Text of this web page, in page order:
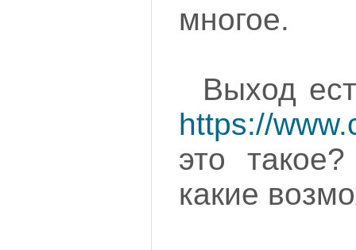
многое.
Выход
https://
это
какие